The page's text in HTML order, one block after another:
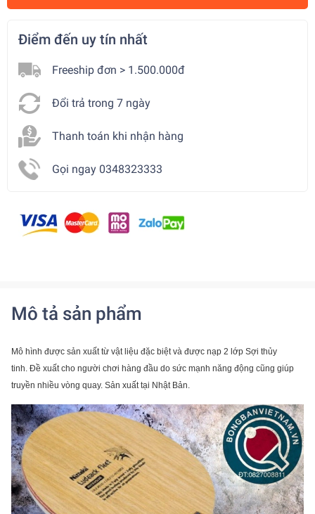
Điểm đến uy tín nhất
Freeship đơn > 1.500.000đ
Đổi trả trong 7 ngày
Thanh toán khi nhận hàng
Gọi ngay 0348323333
Mô tả sản phẩm
Mô hình được sản xuất từ ​​vật liệu đặc biệt và được nạp 2 lớp Sợi thủy
tinh. Đề xuất cho người chơi hàng đầu do sức mạnh năng động cũng giúp
truyền nhiều vòng quay. Sản xuất tại Nhật Bản.